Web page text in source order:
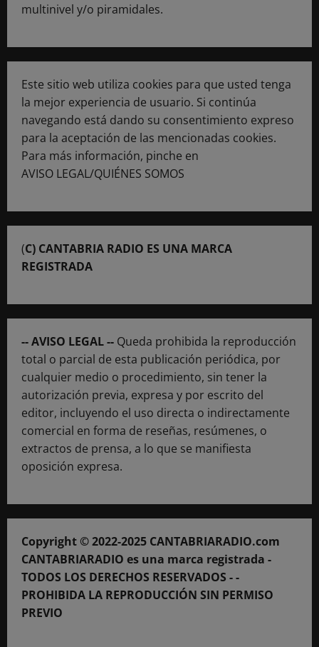
multinivel y/o piramidales.
Este sitio web utiliza cookies para que usted tenga
la mejor experiencia de usuario. Si continúa
navegando está dando su consentimiento expreso
para la aceptación de las mencionadas cookies.
Para más información, pinche en
AVISO LEGAL/QUIÉNES SOMOS
(C) CANTABRIA RADIO ES UNA MARCA
REGISTRADA
-- AVISO LEGAL -- Queda prohibida la reproducción
total o parcial de esta publicación periódica, por
cualquier medio o procedimiento, sin tener la
autorización previa, expresa y por escrito del
editor, incluyendo el uso directa o indirectamente
comercial en forma de reseñas, resúmenes, o
extractos de prensa, a lo que se manifiesta
oposición expresa.
Copyright © 2022-2025 CANTABRIARADIO.com
CANTABRIARADIO es una marca registrada -
TODOS LOS DERECHOS RESERVADOS - -
PROHIBIDA LA REPRODUCCIÓN SIN PERMISO
PREVIO